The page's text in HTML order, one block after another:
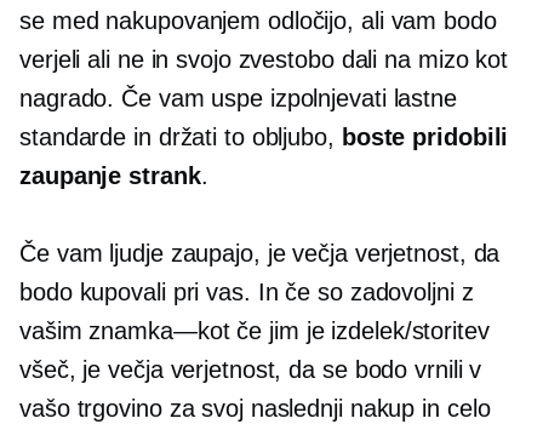
se med nakupovanjem odločijo, ali vam bodo
verjeli ali ne in svojo zvestobo dali na mizo kot
nagrado. Če vam uspe izpolnjevati lastne
standarde in držati to obljubo, boste pridobili
zaupanje strank.
Če vam ljudje zaupajo, je večja verjetnost, da
bodo kupovali pri vas. In če so zadovoljni z
vašim znamka—kotče jim je izdelek/storitev
všeč, je večja verjetnost, da se bodo vrnili v
vašo trgovino za svoj naslednji nakup in celo